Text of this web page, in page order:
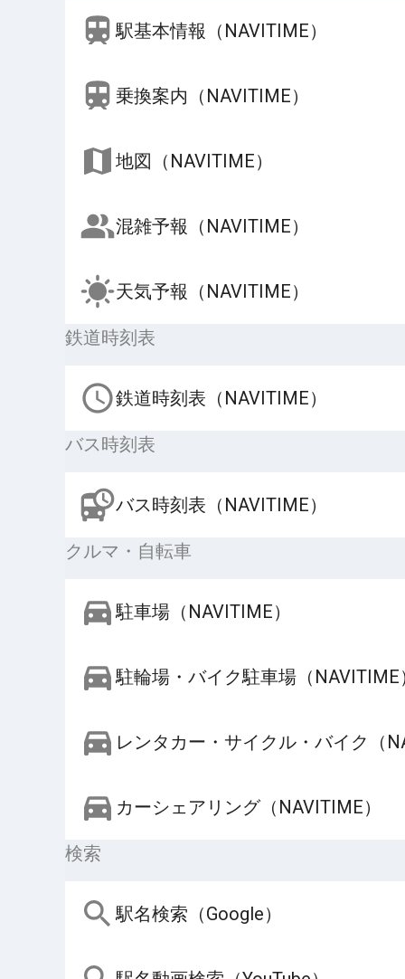
駅基本情報（NAVITIME）
乗換案内（NAVITIME）
地図（NAVITIME）
混雑予報（NAVITIME）
天気予報（NAVITIME）
鉄道時刻表
鉄道時刻表（NAVITIME）
バス時刻表
バス時刻表（NAVITIME）
クルマ・自転車
駐車場（NAVITIME）
駐輪場・バイク駐車場（NAVITIME
レンタカー・サイクル・バイク（
カーシェアリング（NAVITIME）
検索
駅名検索（Google）